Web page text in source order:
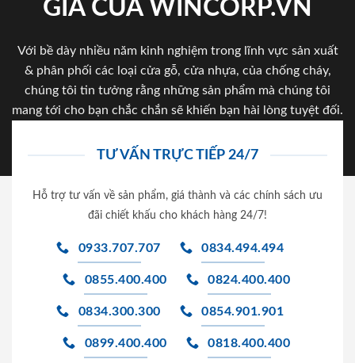
GIA CỦA WINCORP.VN
Với bề dày nhiều năm kinh nghiệm trong lĩnh vực sản xuất
& phân phối các loại cửa gỗ, cửa nhựa, của chống cháy,
chúng tôi tin tưởng rằng những sản phẩm mà chúng tôi
mang tới cho bạn chắc chắn sẽ khiến bạn hài lòng tuyệt đối.
TƯ VẤN TRỰC TIẾP 24/7
Hỗ trợ tư vấn về sản phẩm, giá thành và các chính sách ưu
đãi chiết khấu cho khách hàng 24/7!
0933.707.707 0834.494.494
0855.400.400 0824.400.400
0834.300.300 0854.901.901
0899.400.400 0818.400.400